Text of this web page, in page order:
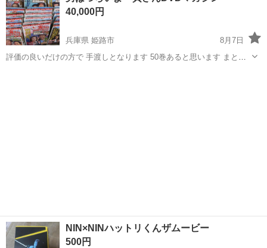
収500万円が目指せる...
40,000円
兵庫県 姫路市
8月7日
評価の良いだけの方で 手渡しとなります 50巻あると思います まとめ
NIN×NINハットリくんザムービー
500円